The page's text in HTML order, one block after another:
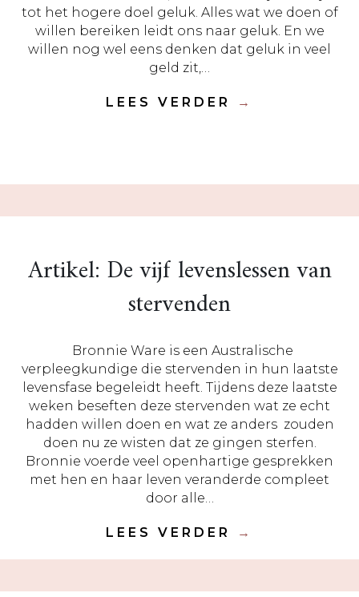
tot het hogere doel geluk. Alles wat we doen of
willen bereiken leidt ons naar geluk. En we
willen nog wel eens denken dat geluk in veel
geld zit,…
LEES VERDER →
Artikel: De vijf levenslessen van
stervenden
Bronnie Ware is een Australische
verpleegkundige die stervenden in hun laatste
levensfase begeleidt heeft. Tijdens deze laatste
weken beseften deze stervenden wat ze echt
hadden willen doen en wat ze anders zouden
doen nu ze wisten dat ze gingen sterfen.
Bronnie voerde veel openhartige gesprekken
met hen en haar leven veranderde compleet
door alle…
LEES VERDER →